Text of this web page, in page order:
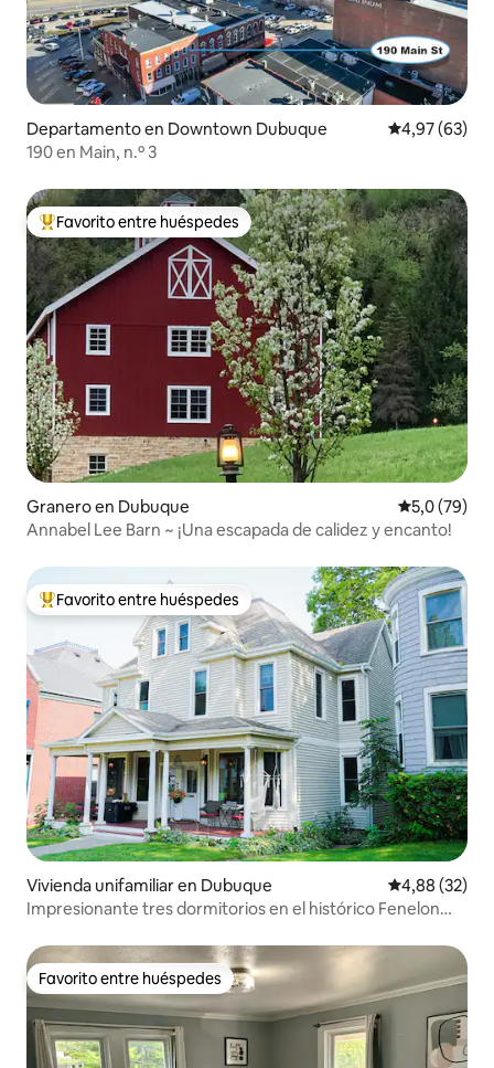
Departamento en Downtown Dubuque Calificación
4,97 (63)
190 en Main, n.º 3
Favorito entre los huéspedes más destacados
Favorito entre huéspedes
Granero en Dubuque Calificación
5,0 (79)
Annabel Lee Barn ~ ¡Una escapada de calidez y encanto!
Favorito entre los huéspedes más destacados
Favorito entre huéspedes
Vivienda unifamiliar en Dubuque Calificación
4,88 (32)
Impresionante tres dormitorios en el histórico Fenelon
Favorito entre huéspedes
Favorito entre huéspedes